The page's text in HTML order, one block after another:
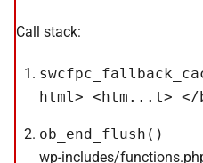
Call stack:
html> <htm...t>
ob_end_flush()
wp-includes/